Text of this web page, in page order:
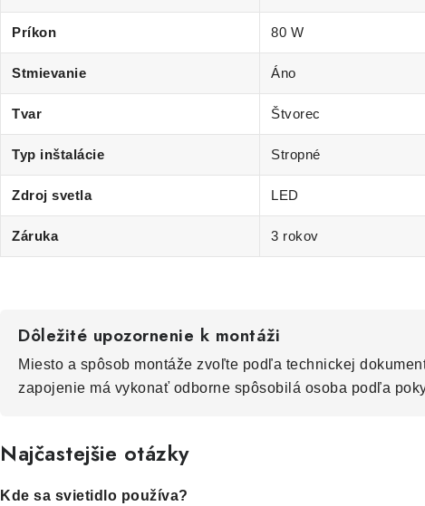
Príkon 80 W
Stmievanie Áno
Tvar Štvorec
Typ inštalácie Stropné
Zdroj svetla LED
Záruka 3 rokov
Dôležité upozornenie k montáži
Miesto a spôsob montáže zvoľte podľa technickej
zapojenie má vykonať odborne spôsobilá osoba podľa
Najčastejšie otázky
Kde sa svietidlo používa?